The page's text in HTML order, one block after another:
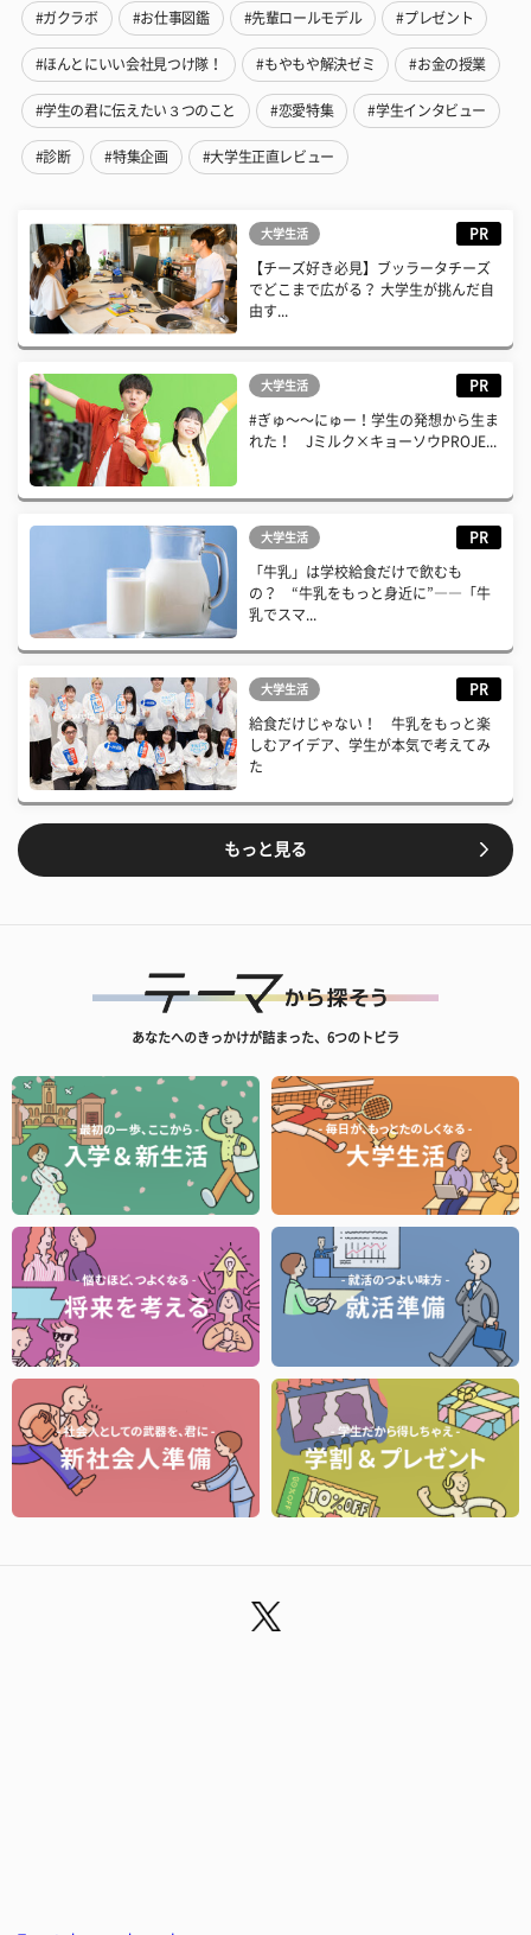
#ガクラボ #お仕事図鑑 #先輩ロールモデル #プレゼント
#ほんとにいい会社見つけ隊！ #もやもや解決ゼミ #お金の授業
#学生の君に伝えたい３つのこと #恋愛特集 #学生インタビュー
#診断 #特集企画 #大学生正直レビュー
大学生活 PR
【チーズ好き必見】ブッラータチーズ
でどこまで広がる？ 大学生が挑んだ自
由す...
大学生活 PR
#ぎゅ〜〜にゅー！学生の発想から生ま
れた！ Jミルク×キョーソウPROJE...
大学生活 PR
「牛乳」は学校給食だけで飲むも
の？ “牛乳をもっと身近に”――「牛
乳でスマ...
大学生活 PR
給食だけじゃない！ 牛乳をもっと楽
しむアイデア、学生が本気で考えてみ
た
もっと見る
あなたへのきっかけが詰まった、6つのトビラ